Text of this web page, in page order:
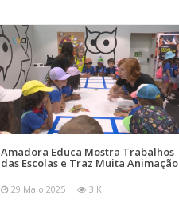
Amadora Educa Mostra Trabalhos
das Escolas e Traz Muita Animação
29 Maio 2025 3 K